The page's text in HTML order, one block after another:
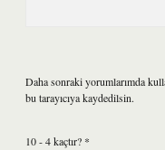
Daha sonraki yorumlarımda
bu tarayıcıya kaydedilsin.
10 - 4 kaçtır? *